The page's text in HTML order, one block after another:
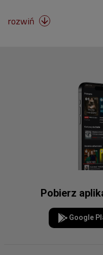
rozwiń 
Pobierz
Google